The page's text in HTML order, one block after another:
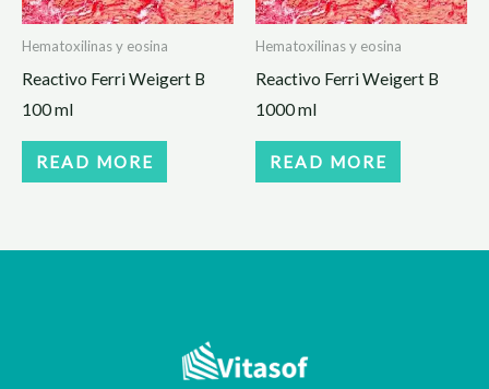
Hematoxilinas y eosina
Reactivo Ferri Weigert B
100 ml
READ MORE
Hematoxilinas y eosina
Reactivo Ferri Weigert B
1000 ml
READ MORE